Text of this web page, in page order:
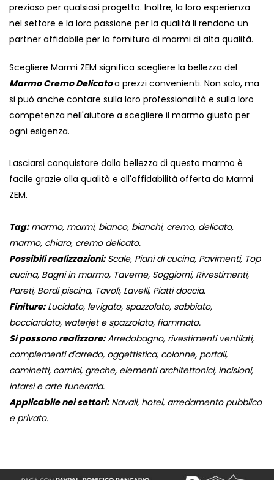
prezioso per qualsiasi progetto. Inoltre, la loro esperienza
nel settore e la loro passione per la qualità li rendono un
partner affidabile per la fornitura di marmi di alta qualità.
Scegliere Marmi ZEM significa scegliere la bellezza del
Marmo Cremo Delicatoa prezzi convenienti. Non solo, ma
si può anche contare sulla loro professionalità e sulla loro
competenza nell'aiutare a scegliere il marmo giusto per
ogni esigenza.
Lasciarsi conquistare dalla bellezza di questo marmo è
facile grazie alla qualità e all'affidabilità offerta da Marmi
ZEM.
Tag:marmo, marmi, bianco, bianchi, cremo, delicato,
marmo, chiaro, cremo delicato.
Possibili realizzazioni:Scale, Piani di cucina, Pavimenti, Top
cucina, Bagni in marmo, Taverne, Soggiorni, Rivestimenti,
Pareti, Bordi piscina, Tavoli, Lavelli, Piatti doccia.
Finiture:Lucidato, levigato, spazzolato, sabbiato,
bocciardato, waterjet e spazzolato, fiammato.
Si possono realizzare:Arredobagno, rivestimenti ventilati,
complementi d'arredo, oggettistica, colonne, portali,
caminetti, cornici, greche, elementi architettonici, incisioni,
intarsi e arte funeraria.
Applicabile nei settori:Navali, hotel, arredamento pubblico
e privato.